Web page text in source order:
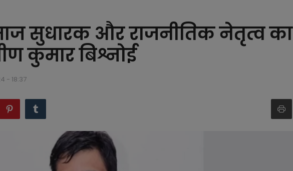
सुधारक और राजनीतिक नेतृत्व का
कुमार बिश्नोई
- 18:37